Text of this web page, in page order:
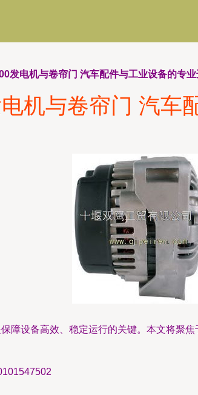
发电机与卷帘门 汽车配件与工业设备的专
机与卷帘门 汽车
障设备高效、稳定运行的关键。本文将聚